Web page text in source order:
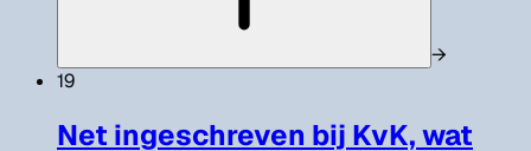
→
19
Net ingeschreven bij KvK, wat